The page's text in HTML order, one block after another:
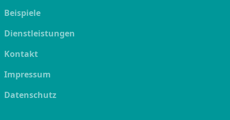
Beispiele
Dienstleistungen
Kontakt
Impressum
Datenschutz